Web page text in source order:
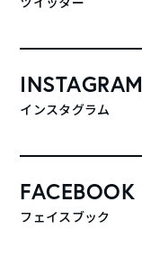
INSTAGRAM
インスタグラム
FACEBOOK
フェイスブック